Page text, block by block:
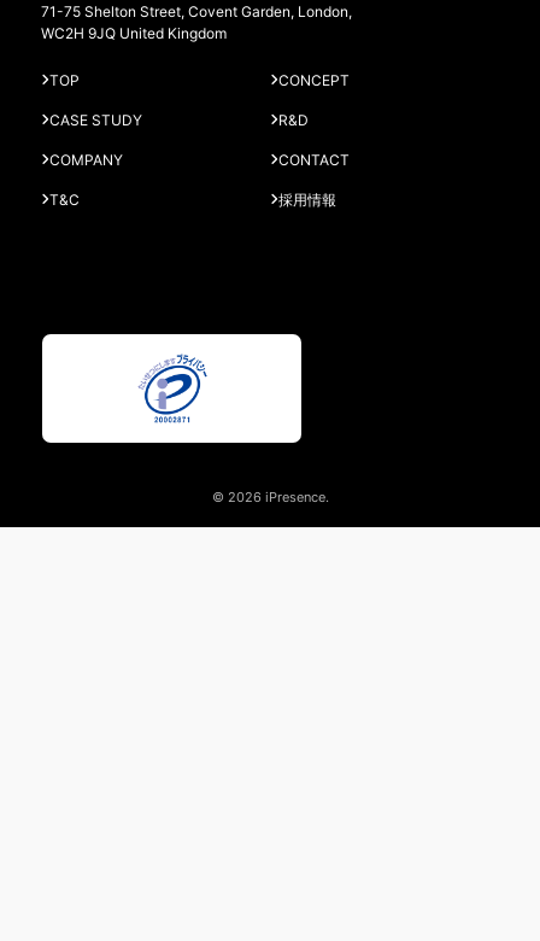
71-75 Shelton Street, Covent Garden, London,
WC2H 9JQ United Kingdom
TOP CONCEPT
CASE STUDY R&D
COMPANY CONTACT
T&C 採用情報
© 2026 iPresence.